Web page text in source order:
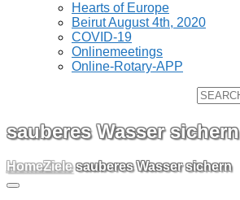
Hearts of Europe
Beirut August 4th, 2020
COVID-19
Onlinemeetings
Online-Rotary-APP
Suche
nach:
sauberes Wasser sichern
HomeZiele sauberes Wasser sichern